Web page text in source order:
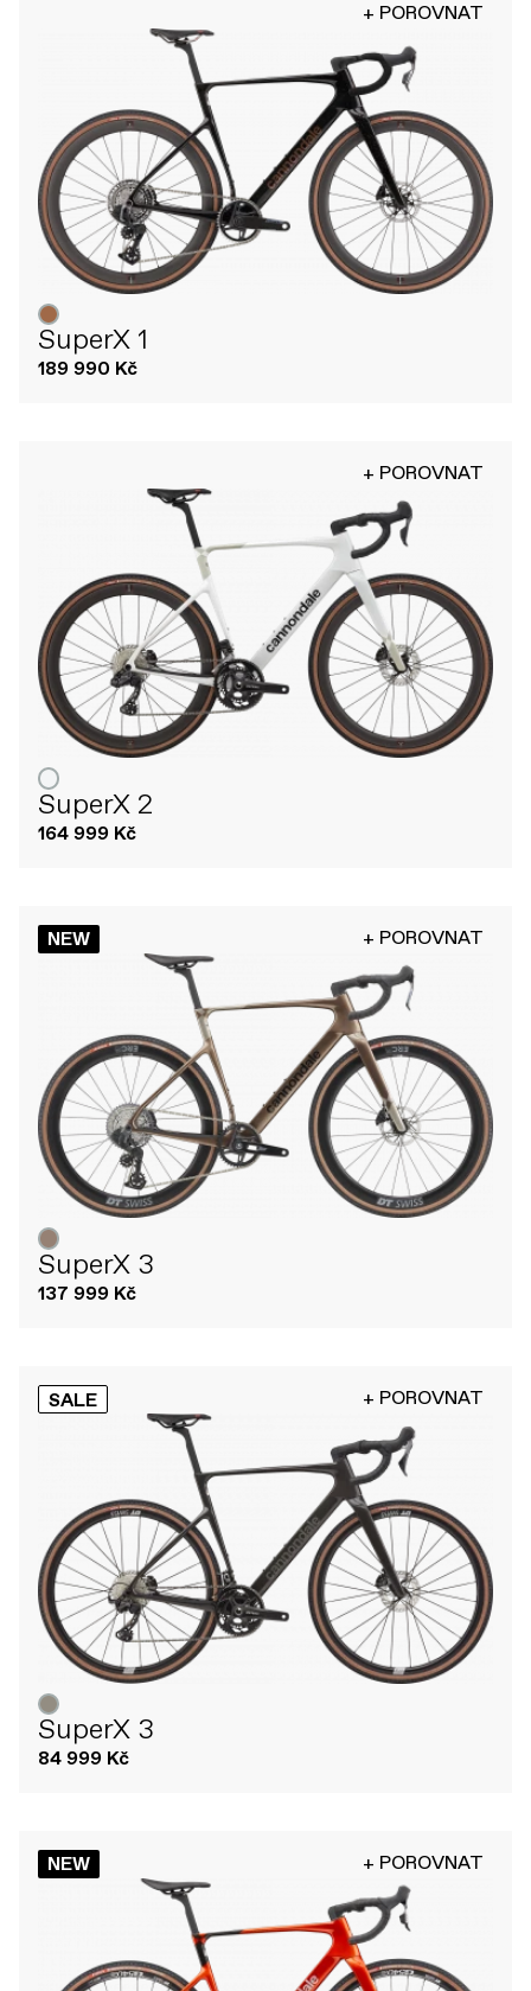
+ POROVNAT
SuperX 1
189 990 Kč
+ POROVNAT
SuperX 2
164 999 Kč
NEW + POROVNAT
SuperX 3
137 999 Kč
SALE + POROVNAT
SuperX 3
84 999 Kč
NEW + POROVNAT